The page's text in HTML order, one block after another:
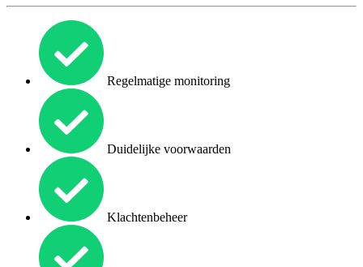
Regelmatige monitoring
Duidelijke voorwaarden
Klachtenbeheer